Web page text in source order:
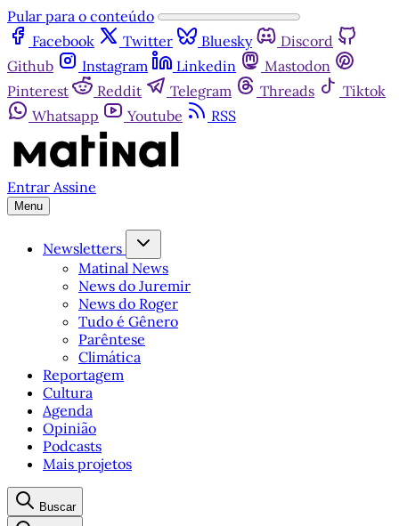
Pular para o conteúdo
Facebook
Twitter Bluesky
Discord
Github
Instagram Linkedin
Mastodon
Pinterest
Reddit Telegram Threads
Tiktok
Whatsapp
Youtube RSS
Entrar Assine
Menu
Newsletters
Matinal News
News do Juremir
News do Roger
Tudo é Gênero
Parêntese
Climática
Reportagem
Cultura
Agenda
Opinião
Podcasts
Mais projetos
Buscar